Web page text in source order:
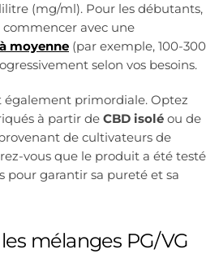
(mg/ml). Pour les débutants,
avec une
moyenne (par exemple, 100-300
selon vos besoins.
également primordiale. Optez
à partir de CBD isolé ou de
de cultivateurs de
vous que le produit a été testé
pour garantir sa pureté et sa
mélanges PG/VG